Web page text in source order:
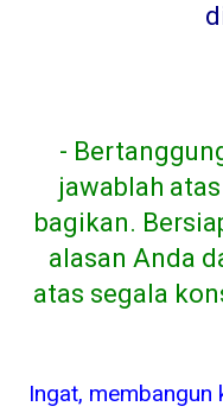
-
jawablah
bagikan.
alasan Anda
atas segala
Ingat, membangun